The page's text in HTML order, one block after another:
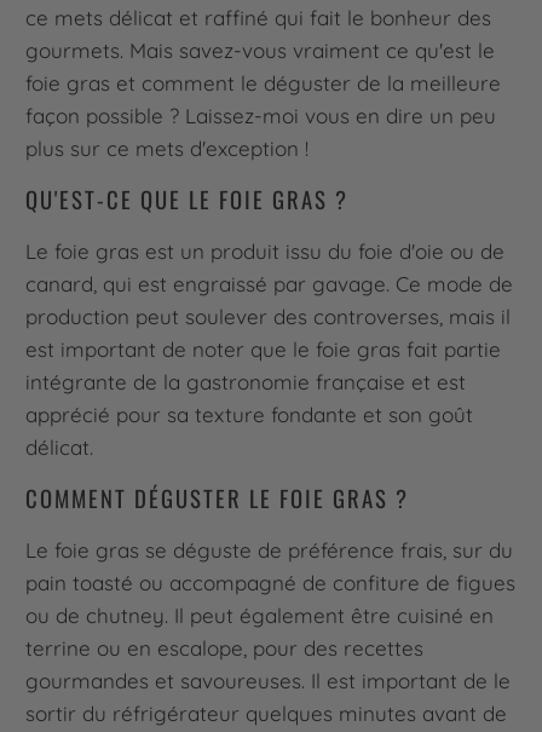
ce mets délicat et raffiné qui fait le bonheur des
gourmets. Mais savez-vous vraiment ce qu'est le
foie gras et comment le déguster de la meilleure
façon possible ? Laissez-moi vous en dire un peu
plus sur ce mets d'exception !
QU'EST-CE QUE LE FOIE GRAS ?
Le foie gras est un produit issu du foie d'oie ou de
canard, qui est engraissé par gavage. Ce mode de
production peut soulever des controverses, mais il
est important de noter que le foie gras fait partie
intégrante de la gastronomie française et est
apprécié pour sa texture fondante et son goût
délicat.
COMMENT DÉGUSTER LE FOIE GRAS ?
Le foie gras se déguste de préférence frais, sur du
pain toasté ou accompagné de confiture de figues
ou de chutney. Il peut également être cuisiné en
terrine ou en escalope, pour des recettes
gourmandes et savoureuses. Il est important de le
sortir du réfrigérateur quelques minutes avant de